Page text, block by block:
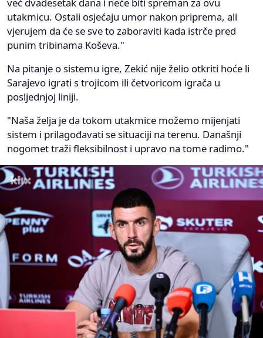
već dvadesetak dana i neće biti spreman za ovu
utakmicu. Ostali osjećaju umor nakon priprema, ali
vjerujem da će se sve to zaboraviti kada istrče pred
punim tribinama Koševa."
Na pitanje o sistemu igre, Zekić nije želio otkriti hoće li
Sarajevo igrati s trojicom ili četvoricom igrača u
posljednjoj liniji.
"Naša želja je da tokom utakmice možemo mijenjati
sistem i prilagođavati se situaciji na terenu. Današnji
nogomet traži fleksibilnost i upravo na tome radimo."